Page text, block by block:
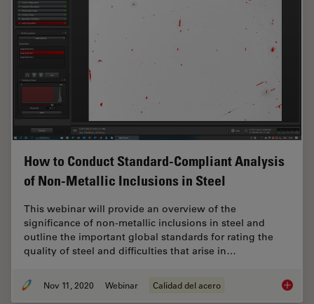
How to Conduct Standard-Compliant Analysis
of Non-Metallic Inclusions in Steel
This webinar will provide an overview of the
significance of non-metallic inclusions in steel and
outline the important global standards for rating the
quality of steel and difficulties that arise in…
Nov 11, 2020 Webinar Calidad del acero How to